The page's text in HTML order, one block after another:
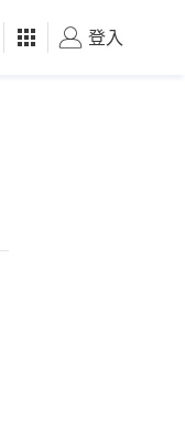
好食玩飛
登入